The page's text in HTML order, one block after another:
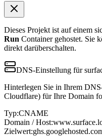
Dieses Projekt ist auf einem
Run Container gehostet. Sie
direkt darüberschalten.
DNS-Einstellung für
Hinterlegen Sie in Ihrem
Cloudflare) für Ihre Domain
Typ:CNAME
Domain / Host:
Zielwert: